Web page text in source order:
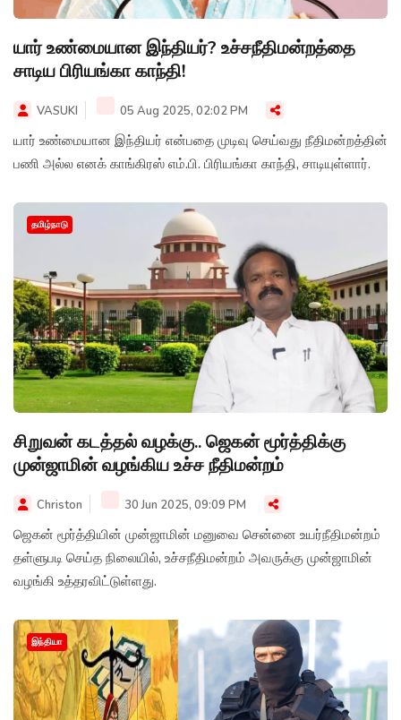
யார் உண்மையான இந்தியர்? உச்சநீதிமன்றத்தை
சாடிய பிரியங்கா காந்தி!
VASUKI 05 Aug 2025, 02:02 PM
யார் உண்மையான இந்தியர் என்பதை முடிவு செய்வது நீதிமன்றத்தின்
பணி அல்ல எனக் காங்கிரஸ் எம்.பி. பிரியங்கா காந்தி, சாடியுள்ளார்.
தமிழ்நாடு
சிறுவன் கடத்தல் வழக்கு.. ஜெகன் மூர்த்திக்கு
முன்ஜாமின் வழங்கிய உச்ச நீதிமன்றம்
Christon 30 Jun 2025, 09:09 PM
ஜெகன் மூர்த்தியின் முன்ஜாமின் மனுவை சென்னை உயர்நீதிமன்றம்
தள்ளுபடி செய்த நிலையில், உச்சநீதிமன்றம் அவருக்கு முன்ஜாமின்
வழங்கி உத்தரவிட்டுள்ளது.
இந்தியா